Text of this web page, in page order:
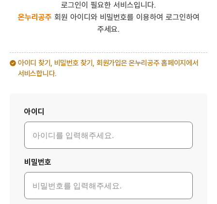
로그인이 필요한 서비스입니다.
온누리공주 회원 아이디와 비밀번호를 이용하여 로그인하여
주세요.
아이디 찾기, 비밀번호 찾기, 회원가입은 온누리공주 홈페이지에서
서비스합니다.
아이디
비밀번호